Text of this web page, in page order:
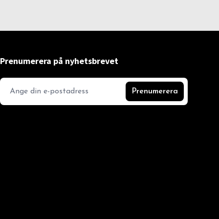
Prenumerera på nyhetsbrevet
Prenumerera